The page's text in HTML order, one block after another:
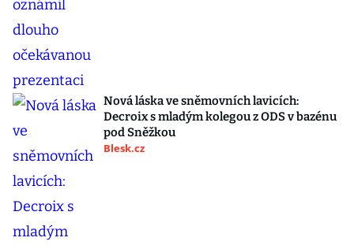
Nová láska ve sněmovních lavicích:
Decroix s mladým kolegou z ODS v bazénu
pod Sněžkou
Blesk.cz